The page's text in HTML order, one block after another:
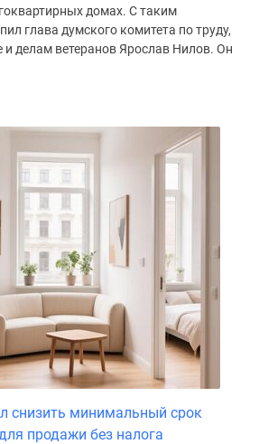
домах. С таким
глава думского комитета по труду,
и делам ветеранов Ярослав Нилов. Он
снизить минимальный срок
продажи без налога